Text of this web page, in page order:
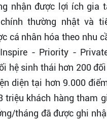
nhận được lợi ích gia
thường nhật và
cá nhân hóa theo nhu
- Priority -
hệ sinh thái hơn 200
diện tại hơn 9.000
triệu khách hàng tham
tháng đã được ghi